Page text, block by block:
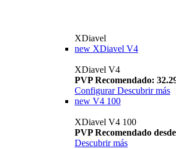
XDiavel
new XDiavel V4
XDiavel V4
PVP Recomendado:
Configurar Descubrir más
new V4 100
XDiavel V4 100
PVP Recomendado
Descubrir más